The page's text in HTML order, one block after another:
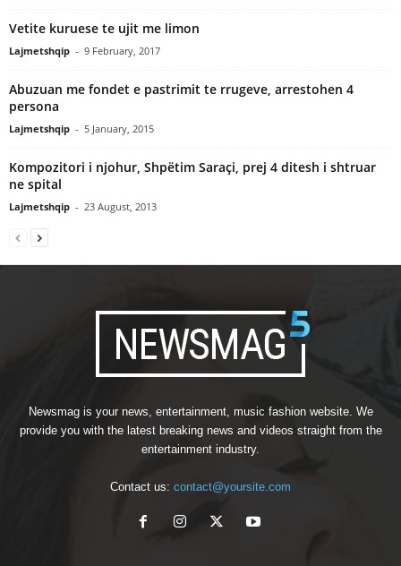
Vetite kuruese te ujit me limon
Lajmetshqip - 9 February, 2017
Abuzuan me fondet e pastrimit te rrugeve, arrestohen 4
persona
Lajmetshqip - 5 January, 2015
Kompozitori i njohur, Shpëtim Saraçi, prej 4 ditesh i shtruar
ne spital
Lajmetshqip - 23 August, 2013
Newsmag is your news, entertainment, music fashion website. We
provide you with the latest breaking news and videos straight from the
entertainment industry.
Contact us: contact@yoursite.com